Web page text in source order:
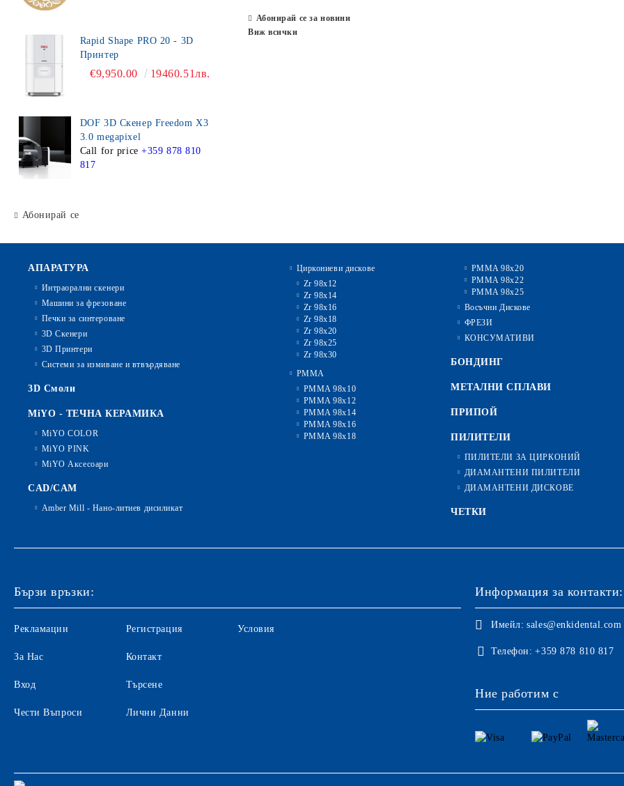
Rapid Shape PRO 20 - 3D
Принтер
€9,950.00 19460.51лв.
DOF 3D Скенер Freedom X3
3.0 megapixel
Call for price +359 878 810
817
Абонирай се
Абонирай се за новини
Виж всички
АПАРАТУРА
Интраорални скенери
Машини за фрезоване
Печки за синтероване
3D Скенери
3D Принтери
Системи за измиване и втвърдяване
3D Смоли
MiYO - ТЕЧНА КЕРАМИКА
MiYO COLOR
MiYO PINK
MiYO Аксесоари
CAD/CAM
Amber Mill - Нано-литиев дисиликат
Циркониеви дискове
Zr 98x12
Zr 98x14
Zr 98x16
Zr 98x18
Zr 98x20
Zr 98x25
Zr 98x30
PMMA
PMMA 98x10
PMMA 98x12
PMMA 98x14
PMMA 98x16
PMMA 98x18
PMMA 98x20
PMMA 98x22
PMMA 98x25
Восъчни Дискове
ФРЕЗИ
КОНСУМАТИВИ
БОНДИНГ
МЕТАЛНИ СПЛАВИ
ПРИПОЙ
ПИЛИТЕЛИ
ПИЛИТЕЛИ ЗА ЦИРКОНИЙ
ДИАМАНТЕНИ ПИЛИТЕЛИ
ДИАМАНТЕНИ ДИСКОВЕ
ЧЕТКИ
Бързи връзки:
Рекламации
За Нас
Вход
Чести Въпроси
Регистрация
Контакт
Търсене
Лични Данни
Условия
Информация за контакти:
Имейл: sales@enkidental.com
Телефон: +359 878 810 817
Ние работим с